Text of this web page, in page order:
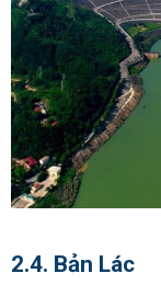
2.4. Bản Lác